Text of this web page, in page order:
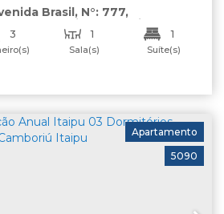
Anual Centro
Brasil, N°: 777,
Balneário Camboriú,Santa
3 1
Sala(s)
1
Suíte(s)
5090
Apartamento